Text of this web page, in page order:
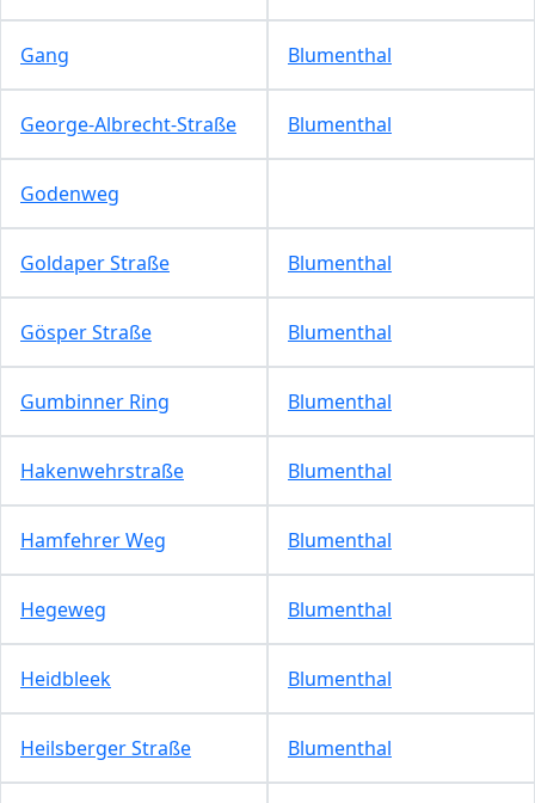
Gang Blumenthal
George-Albrecht-Straße Blumenthal
Godenweg
Goldaper Straße Blumenthal
Gösper Straße Blumenthal
Gumbinner Ring Blumenthal
Hakenwehrstraße Blumenthal
Hamfehrer Weg Blumenthal
Hegeweg Blumenthal
Heidbleek Blumenthal
Heilsberger Straße Blumenthal